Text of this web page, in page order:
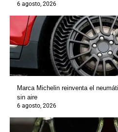
6 agosto, 2026
Marca Michelin reinventa el
sin aire
6 agosto, 2026